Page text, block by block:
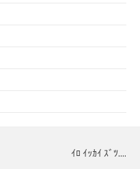
ｲﾛ ｲｯｶｲ ｽﾞﾂ....